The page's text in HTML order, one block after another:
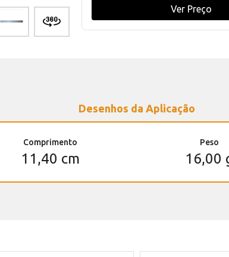
Ver Preço
Desenhos da Aplicação
Comprimento
11,40 cm
Peso
16,00